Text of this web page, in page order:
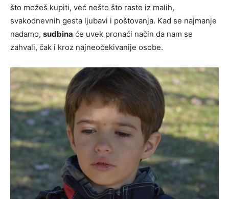
što možeš kupiti, već nešto što raste iz malih,
svakodnevnih gesta ljubavi i poštovanja. Kad se najmanje
nadamo, sudbina će uvek pronaći način da nam se
zahvali, čak i kroz najneočekivanije osobe.